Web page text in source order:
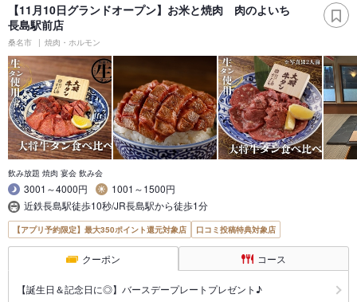
【11月10日グランドオープン】お米と焼肉 肉のよいち
長島駅前店
桑名市 焼肉・ホルモン
飲み放題 焼肉 宴会 飲み会
3001～4000円
1001～1500円
近鉄長島駅徒歩10秒/JR長島駅から徒歩1分
【アプリ予約限定】最大350ポイント還元対象店 口コミ投稿特典対象店
クーポン コース
【誕生日＆記念日に◎】バースデープレートプレゼント♪